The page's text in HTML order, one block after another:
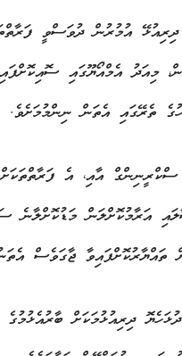
އުމުރުން ދުވަސްވީ
މިއަދު އެމްއޯޔޫގައި
އާއި، އެ
އަރާމުކޮށްލަން މަޑުކޮށްލާނެ
ޖާގަވެސް
ދިރިއުޅުމަކަށް